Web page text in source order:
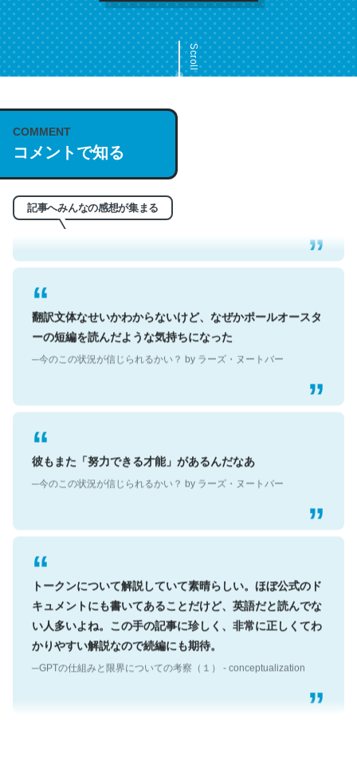
Scroll
COMMENT
コメントで知る
記事へみんなの感想が集まる
これは名文。彼はとてもクレバーなんだろうなと凄く思
─今のこの状況が信じられるかい？ by ラーズ・ヌートバー
翻訳文体なせいかわからないけど、なぜかポールオースタ
ーの短編を読んだような気持ちになった
─今のこの状況が信じられるかい？ by ラーズ・ヌートバー
彼もまた「努力できる才能」があるんだなあ
─今のこの状況が信じられるかい？ by ラーズ・ヌートバー
トークンについて解説していて素晴らしい。ほぼ公式のド
キュメントにも書いてあることだけど、英語だと読んでな
い人多いよね。この手の記事に珍しく、非常に正しくてわ
かりやすい解説なので続編にも期待。
─GPTの仕組みと限界についての考察（１） - conceptualization